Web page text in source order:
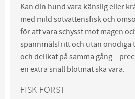
Kan din hund vara känslig eller
med mild sötvattensfisk och
för att vara schysst mot magen
spannmålsfritt och utan onödiga
och delikat på samma gång –
en extra snäll blötmat ska vara.
FISK FÖRST